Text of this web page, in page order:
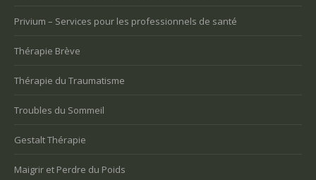
Privium – Services pour les professionnels de santé
Thérapie Brève
Thérapie du Traumatisme
Troubles du Sommeil
Gestalt Thérapie
Maigrir et Perdre du Poids